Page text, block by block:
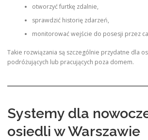
otworzyć furtkę zdalnie,
sprawdzić historię zdarzeń,
monitorować wejście do posesji przez
Takie rozwiązania są szczególnie przydatne dla
podróżujących lub pracujących poza domem.
Systemy dla
osiedli w Warszawie